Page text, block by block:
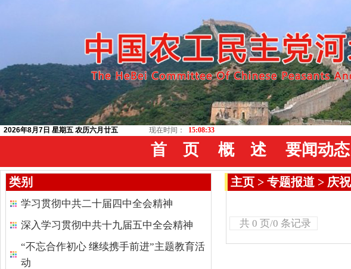
2026年8月7日 星期五 农历六月廿五 现在时间： 15:08:33
首 页 概 述 要闻动态
类别
学习贯彻中共二十届四中全会精神
深入学习贯彻中共十九届五中全会精神
“不忘合作初心 继续携手前进”主题教育活
动
主页 > 专题报道 > 庆
共 0 页/0 条记录